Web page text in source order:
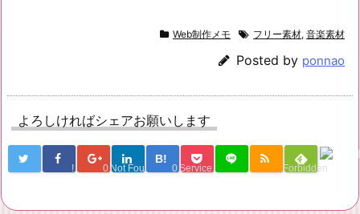
Web制作メモ フリー素材, 音楽素材
Posted by ponnao
よろしければシェアお願いします
! 0 Not Found
B!
0 Service Una Forbidden